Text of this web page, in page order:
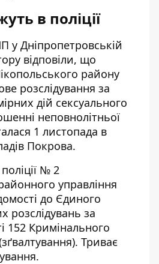
в поліції
у Дніпропетровській
відповіли, що
району
розслідування за
дій сексуального
неповнолітньої
1 листопада в
Покрова.
поліції № 2
управління
до Єдиного
розслідувань за
152 Кримінального
Триває